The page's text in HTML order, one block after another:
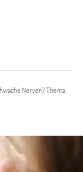
Nerven? Thema: